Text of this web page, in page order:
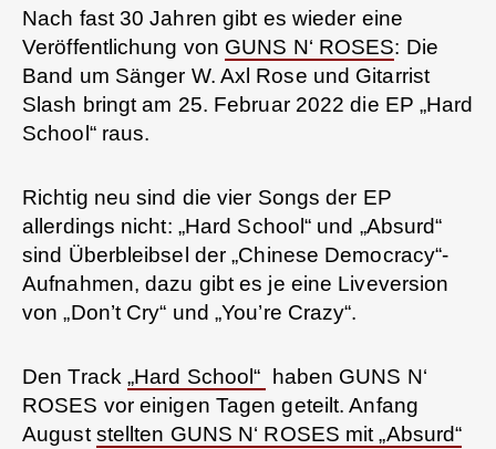
Nach fast 30 Jahren gibt es wieder eine
Veröffentlichung von GUNS N‘ ROSES: Die
Band um Sänger W. Axl Rose und Gitarrist
Slash bringt am 25. Februar 2022 die EP „Hard
School“ raus.
Richtig neu sind die vier Songs der EP
allerdings nicht: „Hard School“ und „Absurd“
sind Überbleibsel der „Chinese Democracy“-
Aufnahmen, dazu gibt es je eine Liveversion
von „Don’t Cry“ und „You’re Crazy“.
Den Track „Hard School“ haben GUNS N‘
ROSES vor einigen Tagen geteilt. Anfang
August stellten GUNS N‘ ROSES mit „Absurd“